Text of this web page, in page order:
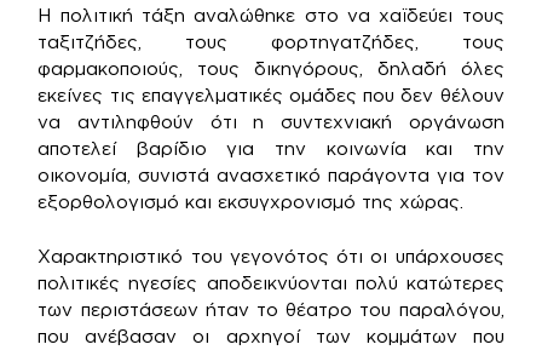
Η πολιτική τάξη αναλώθηκε στο να χαϊδεύει τους
ταξιτζήδες, τους φορτηγατζήδες, τους
φαρμακοποιούς, τους δικηγόρους, δηλαδή όλες
εκείνες τις επαγγελματικές ομάδες που δεν θέλουν
να αντιληφθούν ότι η συντεχνιακή οργάνωση
αποτελεί βαρίδιο για την κοινωνία και την
οικονομία, συνιστά ανασχετικό παράγοντα για τον
εξορθολογισμό και εκσυγχρονισμό της χώρας.
Χαρακτηριστικό του γεγονότος ότι οι υπάρχουσες
πολιτικές ηγεσίες αποδεικνύονται πολύ κατώτερες
των περιστάσεων ήταν το θέατρο του παραλόγου,
που ανέβασαν οι αρχηγοί των κομμάτων που